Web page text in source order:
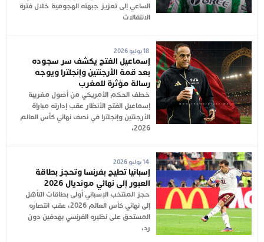
الساعي إلى تعزيز جبهته الهجومية خلال فترة
الانتقالات
18 يوليو 2026
إسماعيل الفتح يكشف سر سجوده
بعد قمة الأرجنتين وإنجلترا ويوجه
رسالة مؤثرة للمغرب
خطف الحكم الأمريكي من أصول مغربية
إسماعيل الفتح الأنظار عقب إدارته مباراة
الأرجنتين وإنجلترا في نصف نهائي كأس العالم
2026،
14 يوليو 2026
إسبانيا تطيح بفرنسا وتحجز بطاقة
العبور إلى نهائي مونديال 2026
حجز المنتخب الإسباني أولى بطاقات التأهل
إلى نهائي كأس العالم 2026، عقب انتصاره
المستحق على نظيره الفرنسي بهدفين دون
رد،